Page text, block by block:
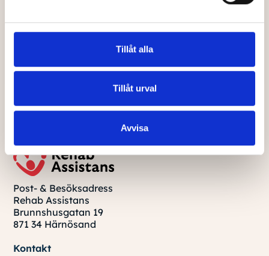
Tillåt alla
Tillåt urval
Avvisa
pratar vi om din situation, vad du behöver och
vilka möjligheter som finns.
Post- & Besöksadress
Rehab Assistans
Brunnshusgatan 19
871 34 Härnösand
Kontakt